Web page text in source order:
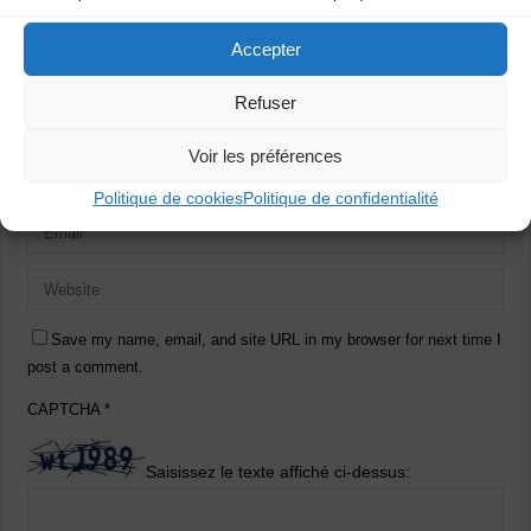
Accepter
Refuser
Voir les préférences
Politique de cookiesPolitique de confidentialité
Save my name, email, and site URL in my browser for next time I
post a comment.
CAPTCHA*
Saisissez le texte affiché ci-dessus: